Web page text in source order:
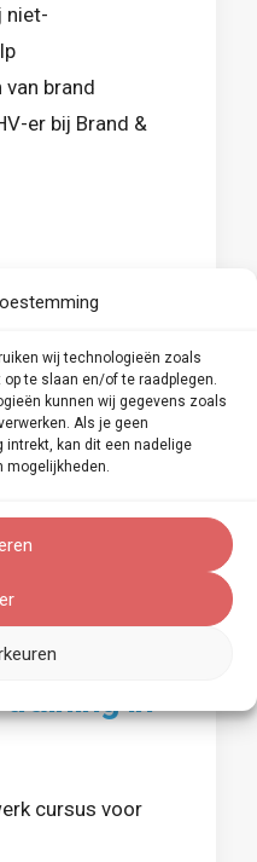
wij technologieën zoals
te slaan en/of te raadplegen.
kunnen wij gegevens zoals
Als je geen
kan dit een nadelige
mogelijkheden.
niet-
van brand
er bij Brand &
training in
cursus voor